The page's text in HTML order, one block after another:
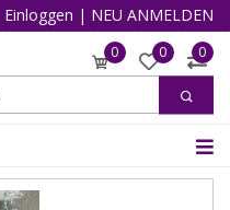
Einloggen | NEU ANMELDEN
0 0 0